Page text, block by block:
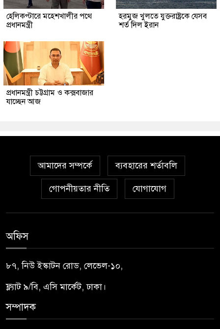
হেলিকপ্টারে মহেশখালীর পথে
প্রধানমন্ত্রী
হরমুজ খুলতে যুক্তরাষ্ট্রকে যেসব
শর্ত দিল ইরান
প্রধানমন্ত্রী চট্টগ্রাম ও কক্সবাজার
যাচ্ছেন আজ
আমাদের সম্পর্কে ব্যবহারের শর্তাবলি
গোপনীয়তার নীতি যোগাযোগ
অফিস
৮৭, নিউ ইস্কাটন রোড, লেভেল-১০,
ফ্ল্যাট ৯/বি, এসি মার্কেট, ঢাকা।
সম্পাদক